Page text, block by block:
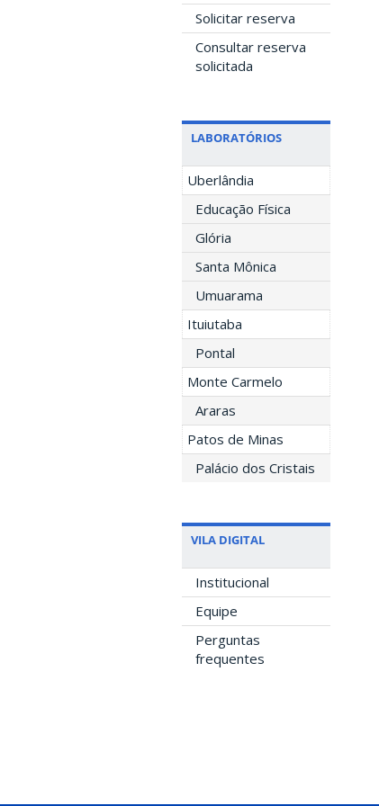
Solicitar reserva
Consultar reserva
solicitada
LABORATÓRIOS
Uberlândia
Educação Física
Glória
Santa Mônica
Umuarama
Ituiutaba
Pontal
Monte Carmelo
Araras
Patos de Minas
Palácio dos Cristais
VILA DIGITAL
Institucional
Equipe
Perguntas
frequentes